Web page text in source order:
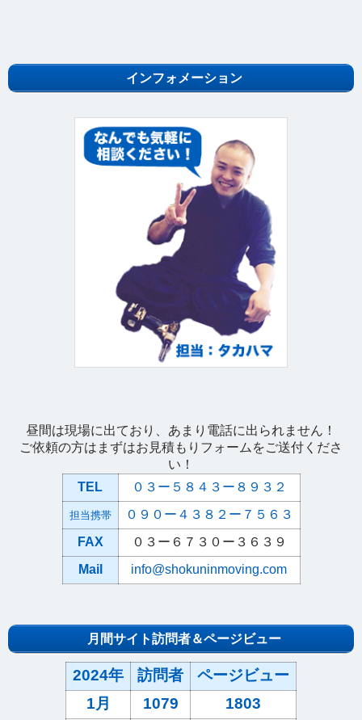
インフォメーション
昼間は現場に出ており、あまり電話に出られません！
ご依頼の方はまずはお見積もりフォームをご送付くださ
い！
TEL
０３ー５８４３ー８９３２
担当携帯
０９０ー４３８２ー７５６３
FAX
０３ー６７３０ー３６３９
Mail
info@shokuninmoving.com
月間サイト訪問者＆ページビュー
2024年 訪問者
ページビュー
1月
1079
1803